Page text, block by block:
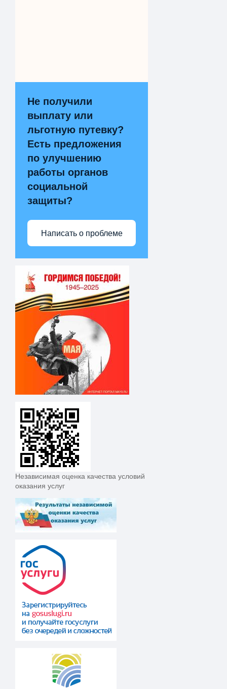
Не получили
выплату или
льготную путевку?
Есть предложения
по улучшению
работы органов
социальной
защиты?
Написать о проблеме
Независимая оценка качества условий
оказания услуг